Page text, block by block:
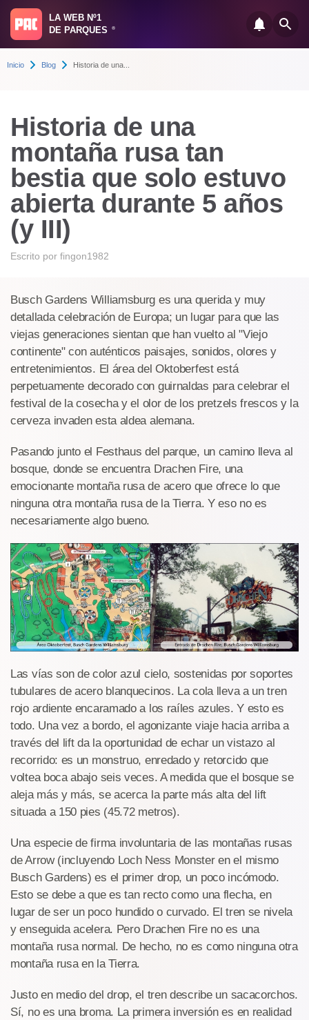
LA WEB Nº1
DE PARQUES
®
Inicio Blog Historia de una...
Historia de una
montaña rusa tan
bestia que solo estuvo
abierta durante 5 años
(y III)
Escrito por fingon1982
Busch Gardens Williamsburg es una querida y muy
detallada celebración de Europa; un lugar para que las
viejas generaciones sientan que han vuelto al "Viejo
continente" con auténticos paisajes, sonidos, olores y
entretenimientos. El área del Oktoberfest está
perpetuamente decorado con guirnaldas para celebrar el
festival de la cosecha y el olor de los pretzels frescos y la
cerveza invaden esta aldea alemana.
Pasando junto el Festhaus del parque, un camino lleva al
bosque, donde se encuentra Drachen Fire, una
emocionante montaña rusa de acero que ofrece lo que
ninguna otra montaña rusa de la Tierra. Y eso no es
necesariamente algo bueno.
Las vías son de color azul cielo, sostenidas por soportes
tubulares de acero blanquecinos. La cola lleva a un tren
rojo ardiente encaramado a los raíles azules. Y esto es
todo. Una vez a bordo, el agonizante viaje hacia arriba a
través del lift da la oportunidad de echar un vistazo al
recorrido: es un monstruo, enredado y retorcido que
voltea boca abajo seis veces. A medida que el bosque se
aleja más y más, se acerca la parte más alta del lift
situada a 150 pies (45.72 metros).
Una especie de firma involuntaria de las montañas rusas
de Arrow (incluyendo Loch Ness Monster en el mismo
Busch Gardens) es el primer drop, un poco incómodo.
Esto se debe a que es tan recto como una flecha, en
lugar de ser un poco hundido o curvado. El tren se nivela
y enseguida acelera. Pero Drachen Fire no es una
montaña rusa normal. De hecho, no es como ninguna otra
montaña rusa en la Tierra.
Justo en medio del drop, el tren describe un sacacorchos.
Sí, no es una broma. La primera inversión es en realidad